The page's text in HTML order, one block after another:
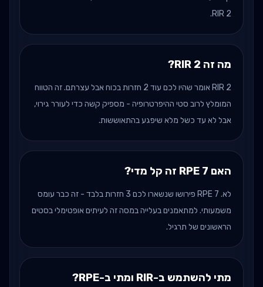
RIR 2.
מה זה RIR 2?
RIR 2 אומר שהיו לכם עוד 2 חזרות בכוח אבל עצרתם. זה הטווח
המומלץ לרוב סטי ההיפרטרופיה - מספיק קשה כדי לעורר גירוי,
אבל לא עד כשל מלא שיפגע בהתאוששות.
האם RPE 7 זה קל מדי?
לא. RPE 7 פירושו שנשארו לכם 3 חזרות בלבד - זה כבר עומס
משמעותי. למתאמנים בעלייה במסה זה לעיתים אופטימלי בסטים
הראשונים של תרגיל.
מתי להשתמש ב-RIR ומתי ב-RPE?